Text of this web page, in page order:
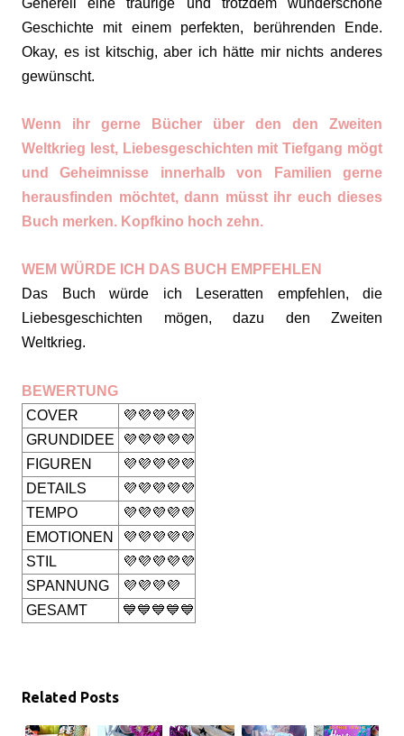
Generell eine traurige und trotzdem wunderschöne
Geschichte mit einem perfekten, berührenden Ende.
Okay, es ist kitschig, aber ich hätte mir nichts anderes
gewünscht.
Wenn ihr gerne Bücher über den den Zweiten
Weltkrieg lest, Liebesgeschichten mit Tiefgang mögt
und Geheimnisse innerhalb von Familien gerne
herausfinden möchtet, dann müsst ihr euch dieses
Buch merken. Kopfkino hoch zehn.
WEM WÜRDE ICH DAS BUCH EMPFEHLEN
Das Buch würde ich Leseratten empfehlen, die
Liebesgeschichten mögen, dazu den Zweiten
Weltkrieg.
BEWERTUNG
COVER
💜💜💜💜💜
GRUNDIDEE
💜💜💜💜💜
FIGUREN
💜💜💜💜💜
DETAILS
💜💜💜💜💜
TEMPO
💜💜💜💜💜
EMOTIONEN
💜💜💜💜💜
STIL
💜💜💜💜💜
SPANNUNG
💜💜💜💜
GESAMT
💙💙💙💙💙
Related Posts